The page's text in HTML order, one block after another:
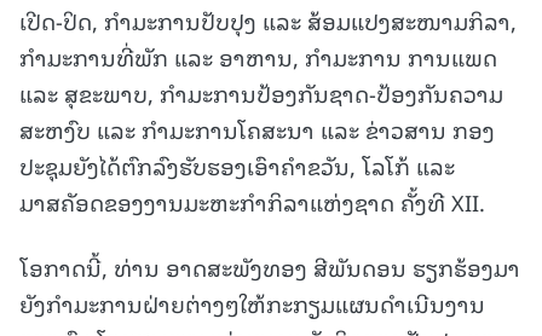
ເປີດ-ປິດ, ກໍາມະການປັບປຸງ ແລະ ສ້ອມແປງສະໜາມກິລາ,
ກຳມະການທີ່ພັກ ແລະ ອາຫານ, ກຳມະການ ການແພດ
ແລະ ສຸຂະພາບ, ກຳມະການປ້ອງກັນຊາດ-ປ້ອງກັນຄວາມ
ສະຫງົບ ແລະ ກຳມະການໂຄສະນາ ແລະ ຂ່າວສານ ກອງ
ປະຊຸມຍັງໄດ້ຕົກລົງຮັບຮອງເອົາຄໍາຂວັນ, ໂລໂກ້ ແລະ
ມາສຄັອດຂອງງານມະຫະກຳກິລາແຫ່ງຊາດ ຄັ້ງທີ XII.
ໂອກາດນີ້, ທ່ານ ອາດສະພັງທອງ ສີພັນດອນ ຮຽກຮ້ອງມາ
ຍັງກໍາມະການຝ່າຍຕ່າງໆໃຫ້ກະກຽມແຜນດໍາເນີນງານ